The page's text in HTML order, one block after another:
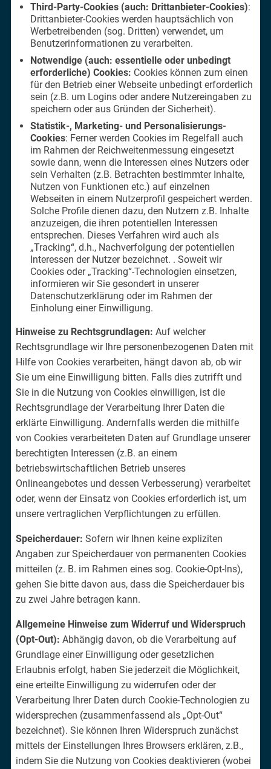
Third-Party-Cookies (auch: Drittanbieter-Cookies):
Drittanbieter-Cookies werden hauptsächlich von
Werbetreibenden (sog. Dritten) verwendet, um
Benutzerinformationen zu verarbeiten.
Notwendige (auch: essentielle oder unbedingt
erforderliche) Cookies: Cookies können zum einen
für den Betrieb einer Webseite unbedingt erforderlich
sein (z.B. um Logins oder andere Nutzereingaben zu
speichern oder aus Gründen der Sicherheit).
Statistik-, Marketing- und Personalisierungs-
Cookies: Ferner werden Cookies im Regelfall auch
im Rahmen der Reichweitenmessung eingesetzt
sowie dann, wenn die Interessen eines Nutzers oder
sein Verhalten (z.B. Betrachten bestimmter Inhalte,
Nutzen von Funktionen etc.) auf einzelnen
Webseiten in einem Nutzerprofil gespeichert werden.
Solche Profile dienen dazu, den Nutzern z.B. Inhalte
anzuzeigen, die ihren potentiellen Interessen
entsprechen. Dieses Verfahren wird auch als
„Tracking“, d.h., Nachverfolgung der potentiellen
Interessen der Nutzer bezeichnet. . Soweit wir
Cookies oder „Tracking“-Technologien einsetzen,
informieren wir Sie gesondert in unserer
Datenschutzerklärung oder im Rahmen der
Einholung einer Einwilligung.
Hinweise zu Rechtsgrundlagen:Auf welcher
Rechtsgrundlage wir Ihre personenbezogenen Daten mit
Hilfe von Cookies verarbeiten, hängt davon ab, ob wir
Sie um eine Einwilligung bitten. Falls dies zutrifft und
Sie in die Nutzung von Cookies einwilligen, ist die
Rechtsgrundlage der Verarbeitung Ihrer Daten die
erklärte Einwilligung. Andernfalls werden die mithilfe
von Cookies verarbeiteten Daten auf Grundlage unserer
berechtigten Interessen (z.B. an einem
betriebswirtschaftlichen Betrieb unseres
Onlineangebotes und dessen Verbesserung) verarbeitet
oder, wenn der Einsatz von Cookies erforderlich ist, um
unsere vertraglichen Verpflichtungen zu erfüllen.
Speicherdauer:Sofern wir Ihnen keine expliziten
Angaben zur Speicherdauer von permanenten Cookies
mitteilen (z. B. im Rahmen eines sog. Cookie-Opt-Ins),
gehen Sie bitte davon aus, dass die Speicherdauer bis
zu zwei Jahre betragen kann.
Allgemeine Hinweise zum Widerruf und Widerspruch
(Opt-Out):Abhängig davon, ob die Verarbeitung auf
Grundlage einer Einwilligung oder gesetzlichen
Erlaubnis erfolgt, haben Sie jederzeit die Möglichkeit,
eine erteilte Einwilligung zu widerrufen oder der
Verarbeitung Ihrer Daten durch Cookie-Technologien zu
widersprechen (zusammenfassend als „Opt-Out“
bezeichnet). Sie können Ihren Widerspruch zunächst
mittels der Einstellungen Ihres Browsers erklären, z.B.,
indem Sie die Nutzung von Cookies deaktivieren (wobei